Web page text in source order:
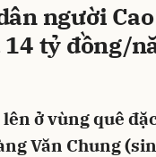
người
tỷ đồng/
ở vùng quê
Văn Chung